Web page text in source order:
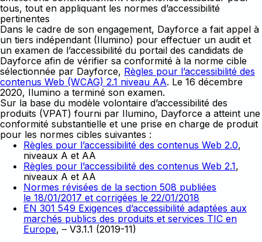
tous, tout en appliquant les normes d’accessibilité
pertinentes
Dans le cadre de son engagement, Dayforce a fait appel à
un tiers indépendant (Ilumino) pour effectuer un audit et
un examen de l’accessibilité du portail des candidats de
Dayforce afin de vérifier sa conformité à la norme cible
sélectionnée par Dayforce, Règles pour l’accessibilité des
contenus Web (WCAG) 2.1 niveau AA. Le 16 décembre
2020, Ilumino a terminé son examen.
Sur la base du modèle volontaire d’accessibilité des
produits (VPAT) fourni par Ilumino, Dayforce a atteint une
conformité substantielle et une prise en charge de produit
pour les normes cibles suivantes :
Règles pour l’accessibilité des contenus Web 2.0,
niveaux A et AA
Règles pour l’accessibilité des contenus Web 2.1,
niveaux A et AA
Normes révisées de la section 508 publiées
le 18/01/2017 et corrigées le 22/01/2018
EN 301 549 Exigences d’accessibilité adaptées aux
marchés publics des produits et services TIC en
Europe, – V3.1.1 (2019-11)